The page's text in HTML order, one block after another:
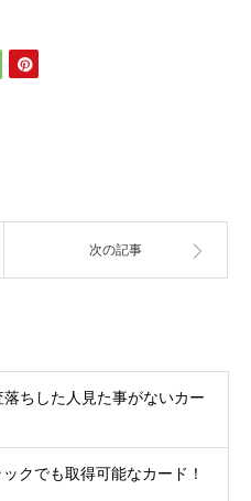
次の記事
落ちした人見た事がないカー
クでも取得可能なカード！